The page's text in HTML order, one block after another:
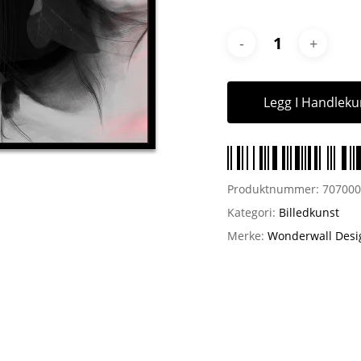
Legg I
Produktnummer:
Kategori: Billedkunst
Merke:Wonderwall